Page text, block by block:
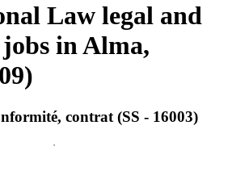
Law legal and
in Alma,
)
contrat (SS - 16003)